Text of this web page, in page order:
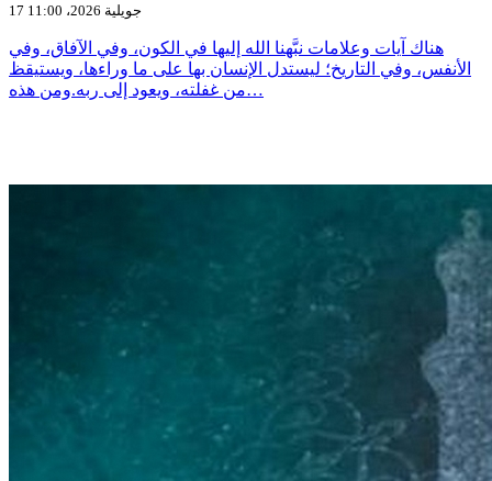
17 جويلية 2026، 11:00
هناك آيات وعلامات نبَّهنا الله إليها في الكون، وفي الآفاق، وفي
الأنفس، وفي التاريخ؛ ليستدل الإنسان بها على ما وراءها، ويستيقظ
من غفلته، ويعود إلى ربه.ومن هذه…